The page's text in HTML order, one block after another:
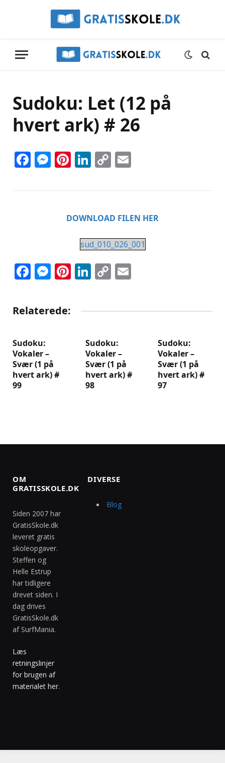
Sudoku: Let (12 på
hvert ark) # 26
Facebook
Messenger
Pinterest
LinkedIn
Copy
DOWNLOAD FILEN HER
sud_010_026_001
Facebook
Messenger
Pinterest
LinkedIn
Copy
Relaterede:
Sudoku:
Vokaler –
Svær (1 på
hvert ark) #
99
Sudoku:
Vokaler –
Svær (1 på
hvert ark) #
98
Sudoku:
Vokaler –
Svær (1 på
hvert ark) #
97
OM
GRATISSKOLE.DK
Siden 2007 har
GratisSkole.dk
leveret gratis
skoleopgaver.
Steffen og
Helle Estrup
har tidligere
drevet siden. I
dag drives
GratisSkole.dk
af SurfMania.
Læs
retningslinjer
for brugen af
materialet her.
DIVERSE
Blog